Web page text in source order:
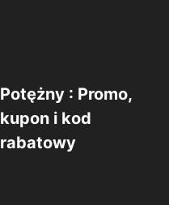
Potężny : Promo,
kupon i kod
rabatowy